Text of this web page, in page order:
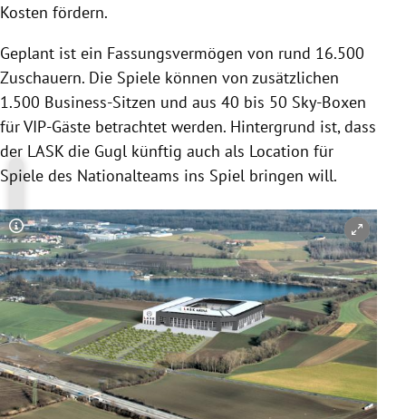
Kosten fördern.
Geplant ist ein Fassungsvermögen von rund 16.500
Zuschauern. Die Spiele können von zusätzlichen
1.500 Business-Sitzen und aus 40 bis 50 Sky-Boxen
für VIP-Gäste betrachtet werden. Hintergrund ist, dass
der LASK die Gugl künftig auch als Location für
Spiele des Nationalteams ins Spiel bringen will.
Copyright-Hinweis öffnen/schließen